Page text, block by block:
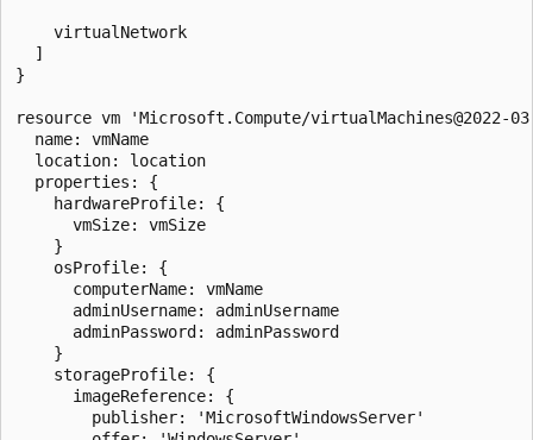
    virtualNetwork
  ]
}
resource vm 'Microsoft.Compute/virtualMachines@2022-
  name: vmName
  location: location
  properties: {
    hardwareProfile: {
      vmSize: vmSize
    }
    osProfile: {
      computerName: vmName
      adminUsername: adminUsername
      adminPassword: adminPassword
    }
    storageProfile: {
      imageReference: {
        publisher: 'MicrosoftWindowsServer'